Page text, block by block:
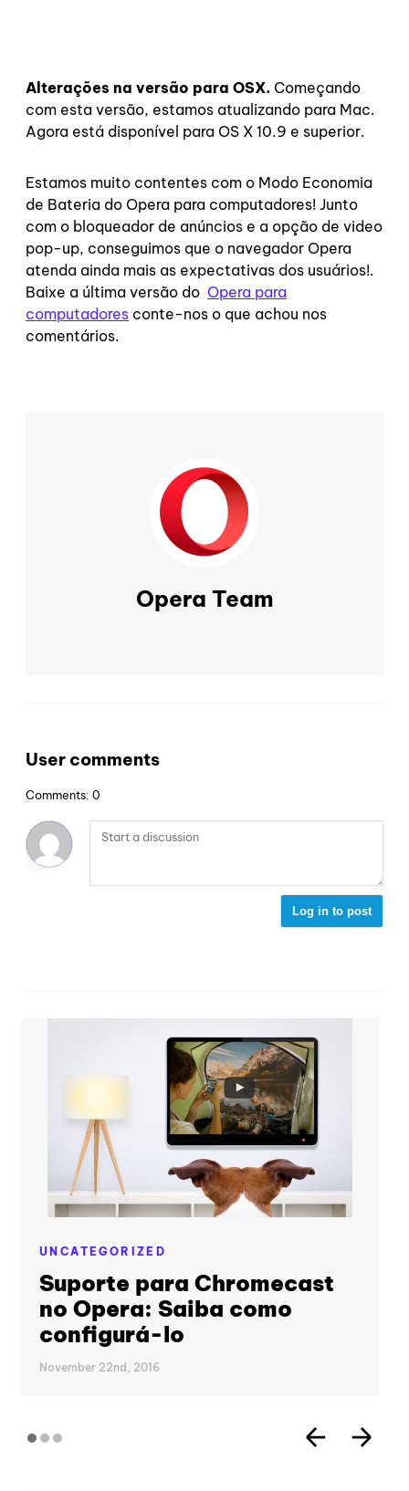
Alterações na versão para OSX. Começando
com esta versão, estamos atualizando para Mac.
Agora está disponível para OS X 10.9 e superior.
Estamos muito contentes com o Modo Economia
de Bateria do Opera para computadores! Junto
com o bloqueador de anúncios e a opção de video
pop-up, conseguimos que o navegador Opera
atenda ainda mais as expectativas dos usuários!.
Baixe a última versão do Opera para
computadores conte-nos o que achou nos
comentários.
Opera Team
User comments
Comments: 0
Log in to post
UNCATEGORIZED
Suporte para Chromecast
no Opera: Saiba como
configurá-lo
November 22nd, 2016